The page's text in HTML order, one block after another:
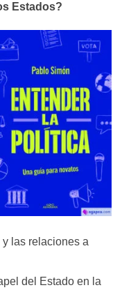
Estados?
las relaciones a
del Estado en la